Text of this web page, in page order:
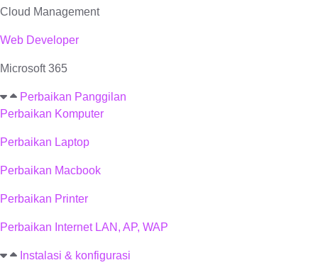
Cloud Management
Web Developer
Microsoft 365
Perbaikan Panggilan
Perbaikan Komputer
Perbaikan Laptop
Perbaikan Macbook
Perbaikan Printer
Perbaikan Internet LAN, AP, WAP
Instalasi & konfigurasi